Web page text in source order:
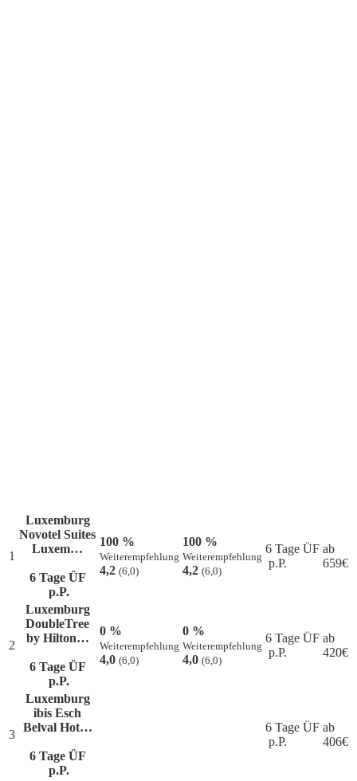
1
Luxemburg
Novotel Suites
Luxem…
6 Tage ÜF
p.P.
100 %
Weiterempfehlung
4,2 (6,0)
100 %
Weiterempfehlung
4,2 (6,0)
6 Tage ÜF
p.P.
ab
659€
2
Luxemburg
DoubleTree
by Hilton…
6 Tage ÜF
p.P.
0 %
Weiterempfehlung
4,0 (6,0)
0 %
Weiterempfehlung
4,0 (6,0)
6 Tage ÜF
p.P.
ab
420€
3
Luxemburg
ibis Esch
Belval Hot…
6 Tage ÜF
p.P.
6 Tage ÜF
p.P.
ab
406€